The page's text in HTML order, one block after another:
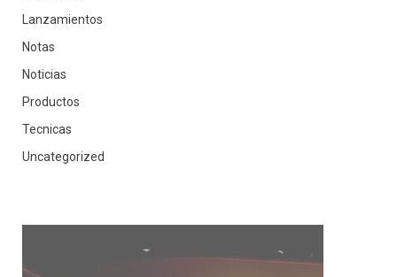
Lanzamientos
Notas
Noticias
Productos
Tecnicas
Uncategorized